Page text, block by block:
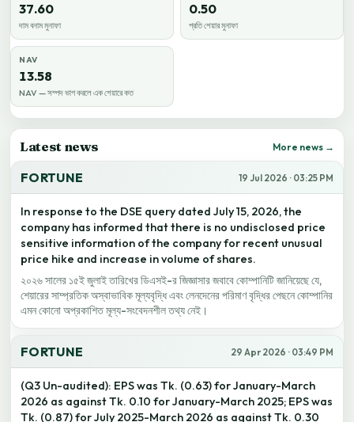
37.60
দাম বনাম মুনাফা
0.50
প্রতি শেয়ার মুনাফা
NAV
13.58
NAV — সম্পদ ভাগ করলে এক শেয়ারে কত
Latest news More news →
FORTUNE 19 Jul 2026 · 03:25 PM
In response to the DSE query dated July 15, 2026, the
company has informed that there is no undisclosed price
sensitive information of the company for recent unusual
price hike and increase in volume of shares.
২০২৬ সালের ১৫ই জুলাই তারিখের ডিএসই-র জিজ্ঞাসার জবাবে কোম্পানিটি জানিয়েছে যে,
শেয়ারের সাম্প্রতিক অস্বাভাবিক মূল্যবৃদ্ধি এবং লেনদেনের পরিমাণ বৃদ্ধির পেছনে কোম্পানির
এমন কোনো অপ্রকাশিত মূল্য-সংবেদনশীল তথ্য নেই।
FORTUNE 29 Apr 2026 · 03:49 PM
(Q3 Un-audited): EPS was Tk. (0.63) for January-March
2026 as against Tk. 0.10 for January-March 2025; EPS was
Tk. (0.87) for July 2025-March 2026 as against Tk. 0.30